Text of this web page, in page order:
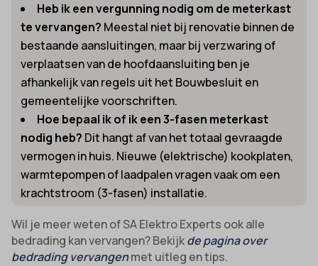
Heb ik een vergunning nodig om de meterkast
te vervangen? Meestal niet bij renovatie binnen de
bestaande aansluitingen, maar bij verzwaring of
verplaatsen van de hoofdaansluiting ben je
afhankelijk van regels uit het Bouwbesluit en
gemeentelijke voorschriften.
Hoe bepaal ik of ik een 3-fasen meterkast
nodig heb? Dit hangt af van het totaal gevraagde
vermogen in huis. Nieuwe (elektrische) kookplaten,
warmtepompen of laadpalen vragen vaak om een
krachtstroom (3-fasen) installatie.
Wil je meer weten of SA Elektro Experts ook alle
bedrading kan vervangen? Bekijkde pagina over
bedrading vervangenmet uitleg en tips.